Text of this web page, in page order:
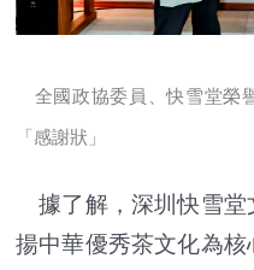
全國政協委員、快雪堂榮
「感謝狀」
據了解，深圳快雪堂
揚中華優秀茶文化為